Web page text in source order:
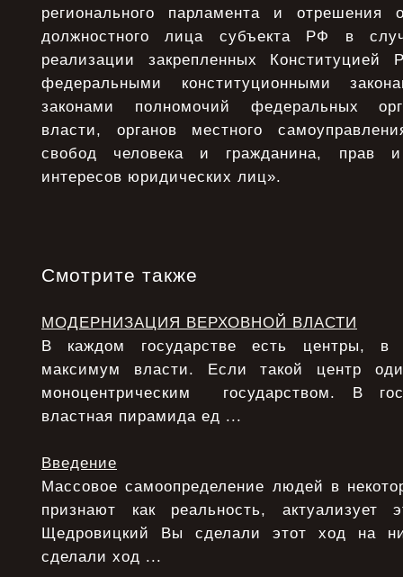
регионального парламента и отрешения
должностного лица субъекта РФ в
реализации закрепленных Конституцией
федеральными конституционными
законами полномочий федеральных
власти, органов местного
свобод человека и гражданина, прав
интересов юридических лиц».
Смотрите также
МОДЕРНИЗАЦИЯ ВЕРХОВНОЙ ВЛАСТИ
В каждом государстве есть центры, в
максимум власти. Если такой центр
моноцентрическим государством. В
властная пирамида ед ...
Введение
Массовое самоопределение людей в
признают как реальность,
Щедровицкий Вы сделали этот ход на
сделали ход ...